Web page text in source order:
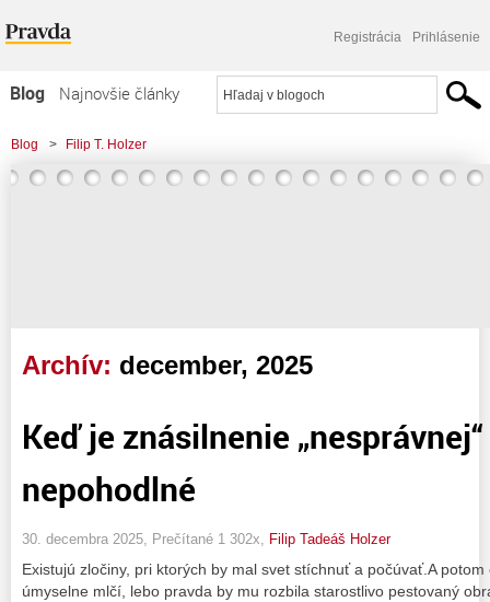
Registrácia Prihlásenie
Blog
Najnovšie články
Najčítanejšie články
Najkomentovanejšie články
Blog > Filip T. Holzer
Archív: december, 2025
Keď je znásilnenie
nepohodlné
30. decembra 2025, Prečítané 1 302x, Filip Tadeáš Holzer
Existujú zločiny, pri ktorých by mal svet stíchnuť a počúvať.A
úmyselne mlčí, lebo pravda by mu rozbila starostlivo pestovaný